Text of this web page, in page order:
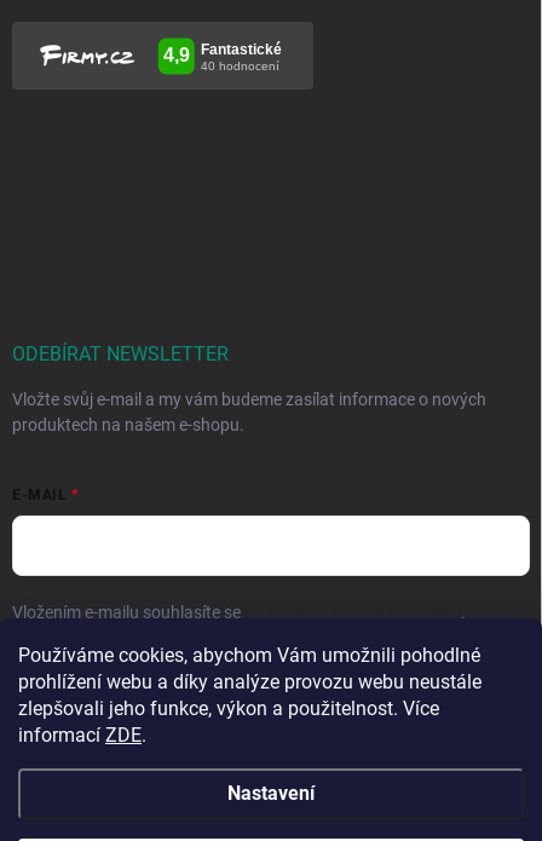
Používáme cookies, abychom Vám umožnili pohodlné
prohlížení webu a díky analýze provozu webu neustále
zlepšovali jeho funkce, výkon a použitelnost. Více
informací ZDE.
Nastavení
ODEBÍRAT NEWSLETTER
Vložte svůj e-mail a my vám budeme zasílat informace o nových
produktech na našem e-shopu.
E-MAIL
Vložením e-mailu souhlasíte se .
Přihlásit se